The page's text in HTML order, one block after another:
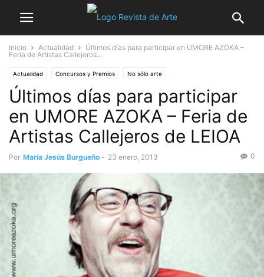
Inicio Actualidad
Últimos días para participar en UMORE AZOKA –
Feria de Artistas Callejeros...
Actualidad Concursos y Premios No sólo arte
Últimos días para participar
en UMORE AZOKA – Feria de
Artistas Callejeros de LEIOA
Por María Jesús Burgueño - 23 enero, 2013 0